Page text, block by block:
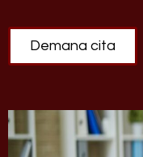
Demana cita